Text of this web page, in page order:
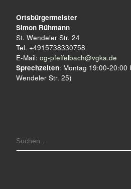
Ortsbürgermeister
Simon Rühmann
St. Wendeler Str. 24
Tel. +4915738330758
E-Mail: og-pfeffelbach@vgka.de
Sprechzeiten: Montag 19:00-20:00
Wendeler Str. 25)
SUCHE